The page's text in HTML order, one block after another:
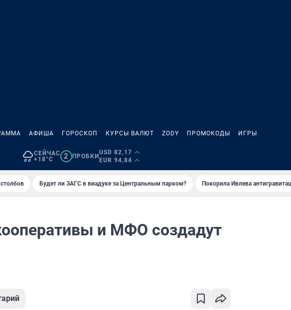
АФИША ГОРОСКОП КУРСЫ ВАЛЮТ ZODY ПРОМОКОДЫ ИГРЫ
СЕЙЧАС
+18°C
2 ПРОБКИ
USD 82,17
EUR 94,84
Будет ли ЗАГС в виадуке за Центральным парком? Покорила Ивлева
и МФО создадут